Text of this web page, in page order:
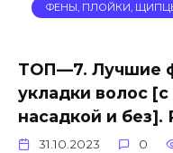
ФЕНЫ, ПЛОЙКИ,
ТОП—7. Лучшие
укладки волос
насадкой и без].
31.10.2023 0